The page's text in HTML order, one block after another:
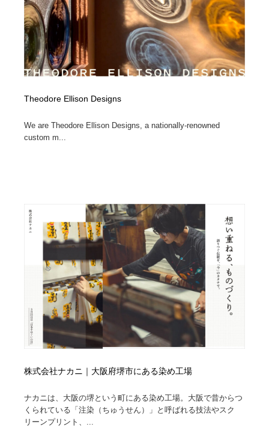
Theodore Ellison Designs
We are Theodore Ellison Designs, a nationally-renowned
custom m...
株式会社ナカニ｜大阪府堺市にある染め工場
ナカニは、大阪の堺という町にある染め工場。大阪で昔からつ
くられている「注染（ちゅうせん）」と呼ばれる技法やスク
リーンプリント、...